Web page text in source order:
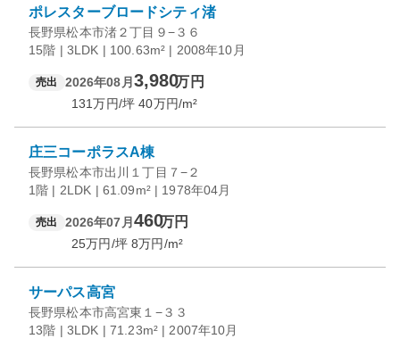
ポレスターブロードシティ渚
長野県松本市渚２丁目９−３６
15階 | 3LDK | 100.63m² | 2008年10月
売出 2026年08月 3,980万円
131万円/坪 40万円/m²
庄三コーポラスA棟
長野県松本市出川１丁目７−２
1階 | 2LDK | 61.09m² | 1978年04月
売出 2026年07月 460万円
25万円/坪 8万円/m²
サーパス高宮
長野県松本市高宮東１−３３
13階 | 3LDK | 71.23m² | 2007年10月